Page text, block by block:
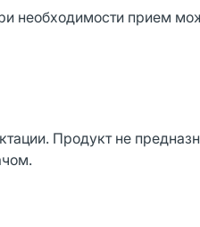
необходимости прием
Продукт не